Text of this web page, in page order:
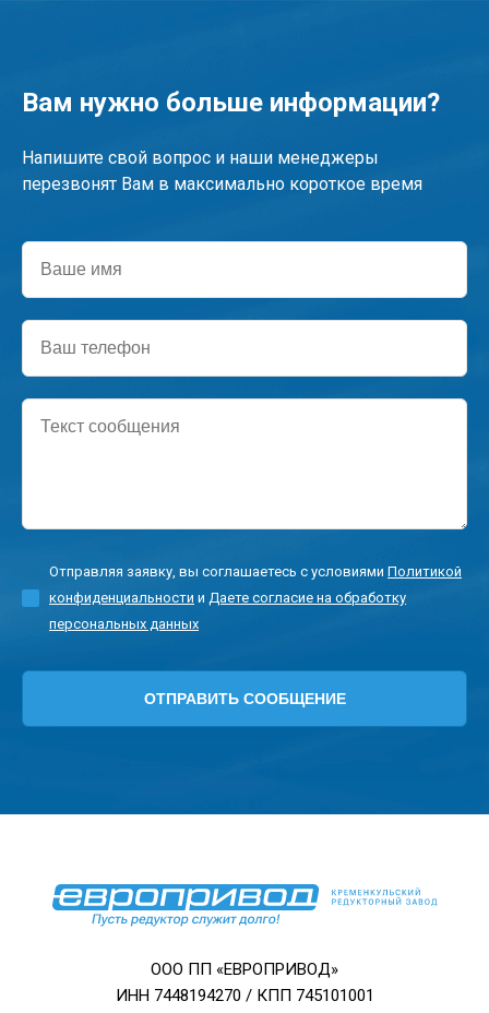
Вам нужно больше информации?
Напишите свой вопрос и наши менеджеры
перезвонят Вам в максимально короткое время
имя
телефон
сообщения
Отправляя заявку, вы соглашаетесь с условиями Политикой
конфиденциальности и Даете согласие на обработку
персональных данных
ООО ПП «ЕВРОПРИВОД»
ИНН 7448194270 / КПП 745101001